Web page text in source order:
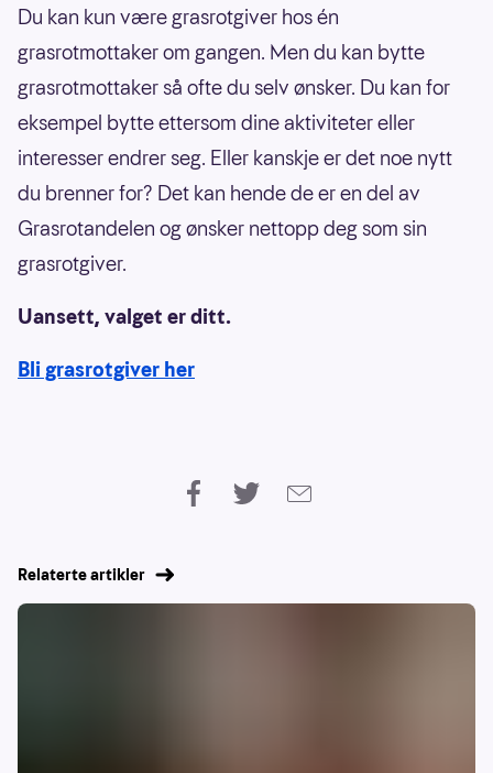
Du kan kun være grasrotgiver hos én
grasrotmottaker om gangen. Men du kan bytte
grasrotmottaker så ofte du selv ønsker. Du kan for
eksempel bytte ettersom dine aktiviteter eller
interesser endrer seg. Eller kanskje er det noe nytt
du brenner for? Det kan hende de er en del av
Grasrotandelen og ønsker nettopp deg som sin
grasrotgiver.
Uansett, valget er ditt.
Bli grasrotgiver her
Relaterte artikler